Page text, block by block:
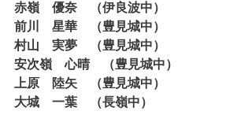
赤嶺　優奈　（伊良波中）
前川　星華　（豊見城中）
村山　実夢　（豊見城中）
安次嶺　心晴　（豊見城中）
上原　陸矢　（豊見城中）
大城　一葉　（長嶺中）